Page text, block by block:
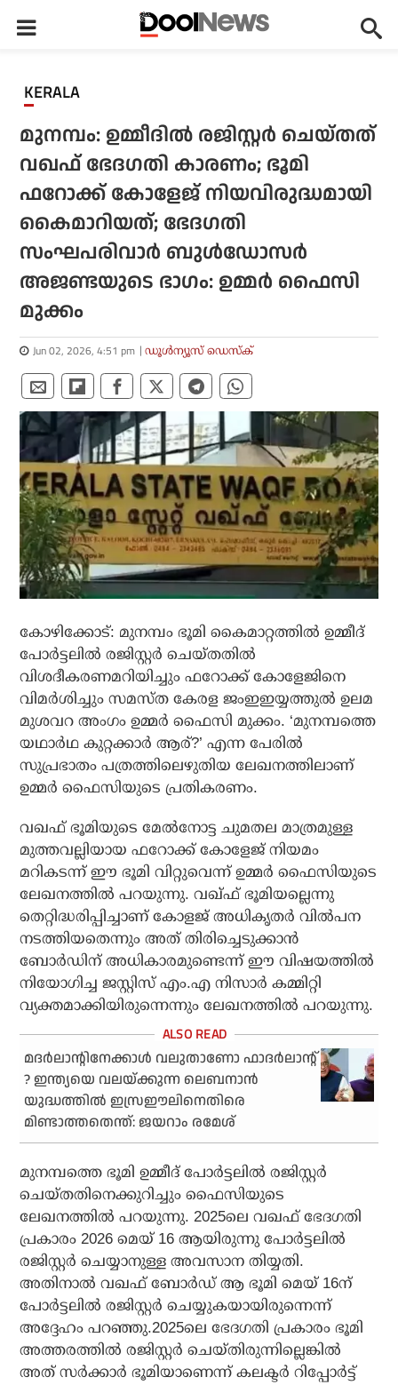
KERALA
മുനമ്പം: ഉമ്മീദില്‍ രജിസ്റ്റര്‍ ചെയ്തത്
വഖഫ് ഭേദഗതി കാരണം; ഭൂമി
ഫറോക്ക് കോളേജ് നിയവിരുദ്ധമായി
കൈമാറിയത്; ഭേദഗതി
സംഘപരിവാര്‍ ബുള്‍ഡോസര്‍
അജണ്ടയുടെ ഭാഗം: ഉമ്മര്‍ ഫൈസി
മുക്കം
Jun 02, 2026, 4:51 pm ഡൂള്‍ന്യൂസ് ഡെസ്‌ക്
കോഴിക്കോട്: മുനമ്പം ഭൂമി കൈമാറ്റത്തില്‍ ഉമ്മീദ്
പോര്‍ട്ടലില്‍ രജിസ്റ്റര്‍ ചെയ്തതില്‍
വിശദീകരണമറിയിച്ചും ഫറോക്ക് കോളേജിനെ
വിമര്‍ശിച്ചും സമസ്ത കേരള ജംഇഇയ്യത്തുല്‍ ഉലമ
മുശവറ അംഗം ഉമ്മര്‍ ഫൈസി മുക്കം. ‘മുനമ്പത്തെ
യഥാര്‍ഥ കുറ്റക്കാര്‍ ആര്?’ എന്ന പേരില്‍
സുപ്രഭാതം പത്രത്തിലെഴുതിയ ലേഖനത്തിലാണ്
ഉമ്മര്‍ ഫൈസിയുടെ പ്രതികരണം.
വഖഫ് ഭൂമിയുടെ മേല്‍നോട്ട ചുമതല മാത്രമുള്ള
മുത്തവല്ലിയായ ഫറോക്ക് കോളേജ് നിയമം
മറികടന്ന് ഈ ഭൂമി വിറ്റുവെന്ന് ഉമ്മര്‍ ഫൈസിയുടെ
ലേഖനത്തില്‍ പറയുന്നു. വഖ്ഫ് ഭൂമിയല്ലെന്നു
തെറ്റിദ്ധരിപ്പിച്ചാണ് കോളജ് അധികൃതര്‍ വില്‍പന
നടത്തിയതെന്നും അത് തിരിച്ചെടുക്കാന്‍
ബോര്‍ഡിന് അധികാരമുണ്ടെന്ന് ഈ വിഷയത്തില്‍
നിയോഗിച്ച ജസ്റ്റിസ് എം.എ നിസാര്‍ കമ്മിറ്റി
വ്യക്തമാക്കിയിരുന്നെന്നും ലേഖനത്തില്‍ പറയുന്നു.
മദര്‍ലാന്റിനേക്കാള്‍ വലുതാണോ ഫാദര്‍ലാന്റ്
? ഇന്ത്യയെ വലയ്ക്കുന്ന ലെബനാന്‍
യുദ്ധത്തില്‍ ഇസ്രഈലിനെതിരെ
മിണ്ടാത്തതെന്ത്: ജയറാം രമേശ്
മുനമ്പത്തെ ഭൂമി ഉമ്മീദ് പോര്‍ട്ടലില്‍ രജിസ്റ്റര്‍
ചെയ്തതിനെക്കുറിച്ചും ഫൈസിയുടെ
ലേഖനത്തില്‍ പറയുന്നു. 2025ലെ വഖഫ് ഭേദഗതി
പ്രകാരം 2026 മെയ് 16 ആയിരുന്നു പോര്‍ട്ടലില്‍
രജിസ്റ്റര്‍ ചെയ്യാനുള്ള അവസാന തിയ്യതി.
അതിനാല്‍ വഖഫ് ബോര്‍ഡ് ആ ഭൂമി മെയ് 16ന്
പോര്‍ട്ടലില്‍ രജിസ്റ്റര്‍ ചെയ്യുകയായിരുന്നെന്ന്
അദ്ദേഹം പറഞ്ഞു.2025ലെ ഭേദഗതി പ്രകാരം ഭൂമി
അത്തരത്തില്‍ രജിസ്റ്റര്‍ ചെയ്തിരുന്നില്ലെങ്കില്‍
അത് സര്‍ക്കാര്‍ ഭൂമിയാണെന്ന് കലക്ടര്‍ റിപ്പോര്‍ട്ട്